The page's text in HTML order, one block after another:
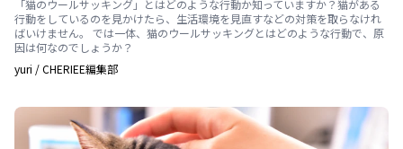
「猫のウールサッキング」とはどのような行動か知っていますか？猫がある
行動をしているのを見かけたら、生活環境を見直すなどの対策を取らなけれ
ばいけません。 では一体、猫のウールサッキングとはどのような行動で、原
因は何なのでしょうか？
yuri /CHERIEE編集部